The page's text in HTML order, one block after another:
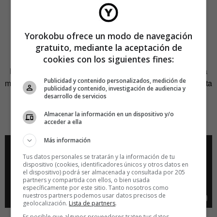
https://youtu.be/x9kZu4HusVE
Los bingueros (Mariano Ozores,
1979)
Del revisionado de todo aquel cine casposo, machista y a
menudo olvidable conocido con la etiqueta deDestape
, esta
película brilla con luz propia por razones difíciles de
Además es extremadamente divertida.
Yorokobu ofrece un modo de navegación
gratuito, mediante la aceptación de
cookies con los siguientes fines:
Publicidad y contenido personalizados, medición de
publicidad y contenido, investigación de audiencia y
desarrollo de servicios
Almacenar la información en un dispositivo y/o
acceder a ella
Más información
Tus datos personales se tratarán y la información de tu
dispositivo (cookies, identificadores únicos y otros datos en
el dispositivo) podrá ser almacenada y consultada por 205
partners y compartida con ellos, o bien usada
específicamente por este sitio. Tanto nosotros como
nuestros partners podemos usar datos precisos de
geolocalización. Lista de partners.